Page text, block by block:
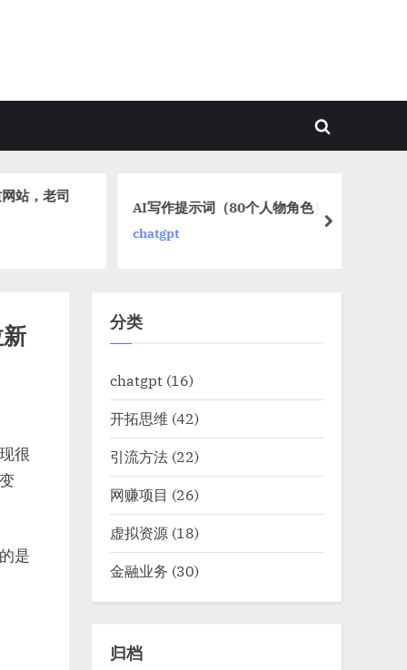
Toggle
，老司
AI写作提示词（80个人物角色）
chatgpt next
很
是
分类
chatgpt (16)
开拓思维 (42)
引流方法 (22)
网赚项目 (26)
虚拟资源 (18)
金融业务 (30)
归档